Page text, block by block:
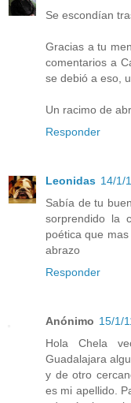
Se escondían
Gracias a tu
comentarios a
se debió a eso,
Un racimo de
Responder
Leonidas 14/1/
Sabía de tu
sorprendido la
poética que
abrazo
Responder
Anónimo 15/1/
Hola Chela
Guadalajara
y de otro
es mi apellido.